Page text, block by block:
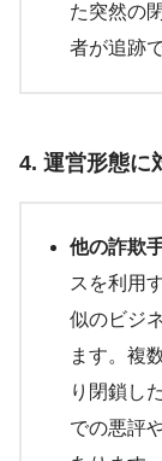
た突然の
者が追跡
4. 運営形態に
他の詐欺
スを利用
似のビジ
ます。複
り閉鎖し
での悪評